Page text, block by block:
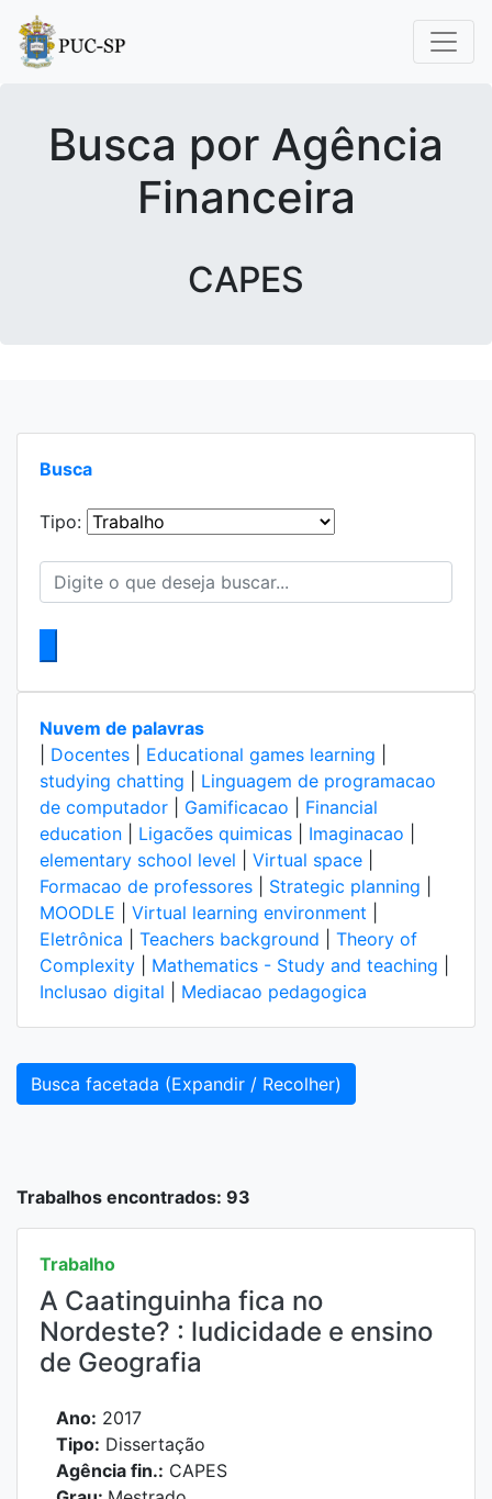
Busca por Agência
Financeira
CAPES
Busca
Tipo:
Nuvem de palavras
Docentes Educational games learning
studying chatting
Linguagem de programacao
de computador
Gamificacao
Financial
education
Ligacões quimicas Imaginacao
elementary school level
Virtual space
Formacao de professores
Strategic planning
MOODLE
Virtual learning environment
Eletrônica
Teachers background
Theory of
Complexity
Mathematics - Study and teaching
Inclusao digital
Mediacao pedagogica
Busca facetada (Expandir / Recolher)
Trabalhos encontrados: 93
Trabalho
A Caatinguinha fica no
Nordeste? : ludicidade e ensino
de Geografia
Ano: 2017
Tipo: Dissertação
Agência fin.: CAPES